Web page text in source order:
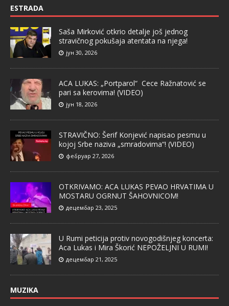
ESTRADA
Saša Mirković otkrio detalje još jednog
stravičnog pokušaja atentata na njega!
јун 30, 2026
ACA LUKAS: „Portparol“ Cece Ražnatović se
pari sa kerovima! (VIDEO)
јун 18, 2026
STRAVIČNO: Šerif Konjević napisao pesmu u
kojoj Srbe naziva „smradovima“! (VIDEO)
фебруар 27, 2026
OTKRIVAMO: ACA LUKAS PEVAO HRVATIMA U
MOSTARU OGRNUT ŠAHOVNICOM!
децембар 23, 2025
U Rumi peticija protiv novogodišnjeg koncerta:
Aca Lukas i Mira Škorić NEPOŽELJNI U RUMI!
децембар 21, 2025
MUZIKA